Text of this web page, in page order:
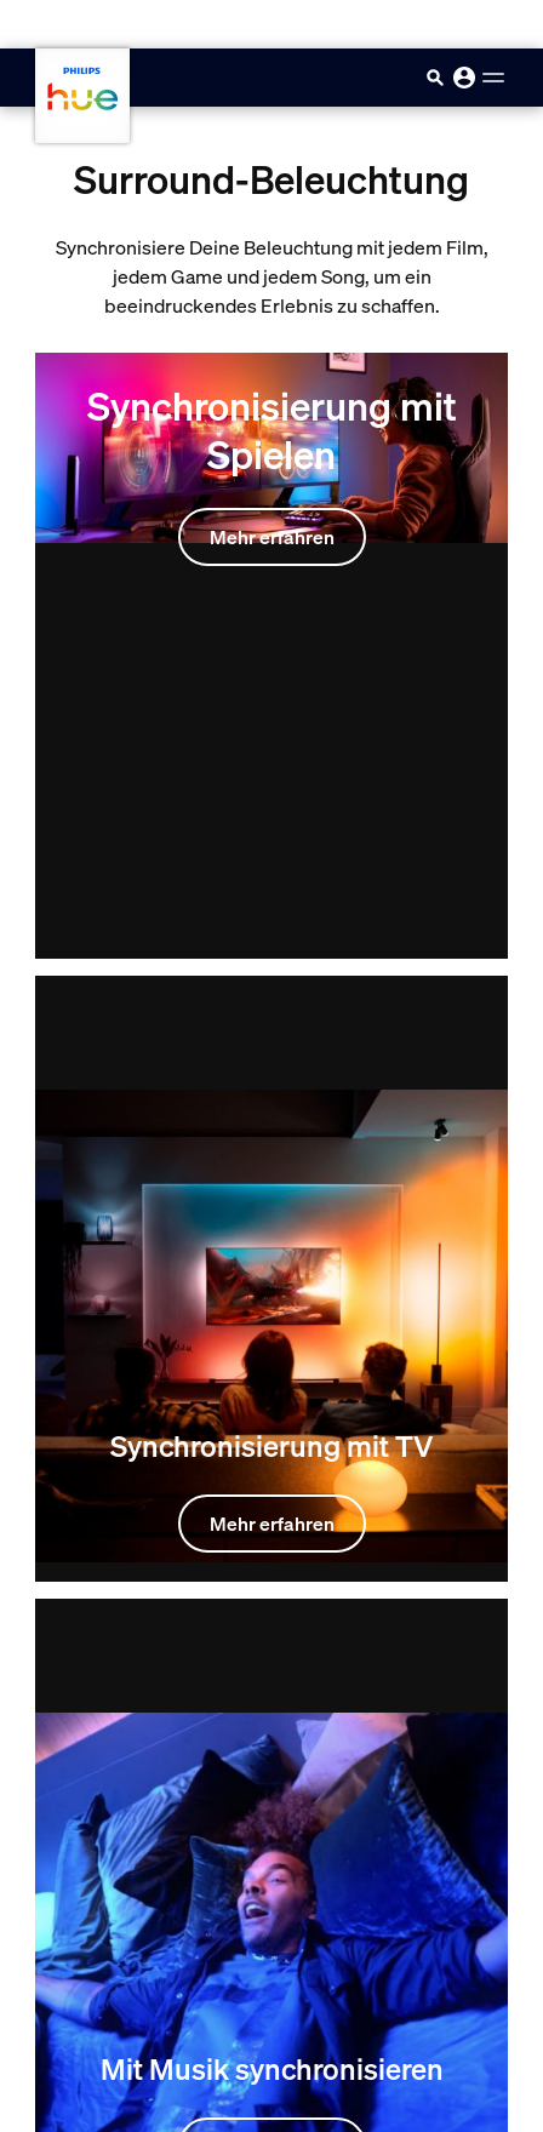
Surround-Beleuchtung
Synchronisiere Deine Beleuchtung mit jedem Film,
jedem Game und jedem Song, um ein
beeindruckendes Erlebnis zu schaffen.
Synchronisierung mit
Spielen
Mehr erfahren
Synchronisierung mit TV
Mehr erfahren
Mit Musik synchronisieren